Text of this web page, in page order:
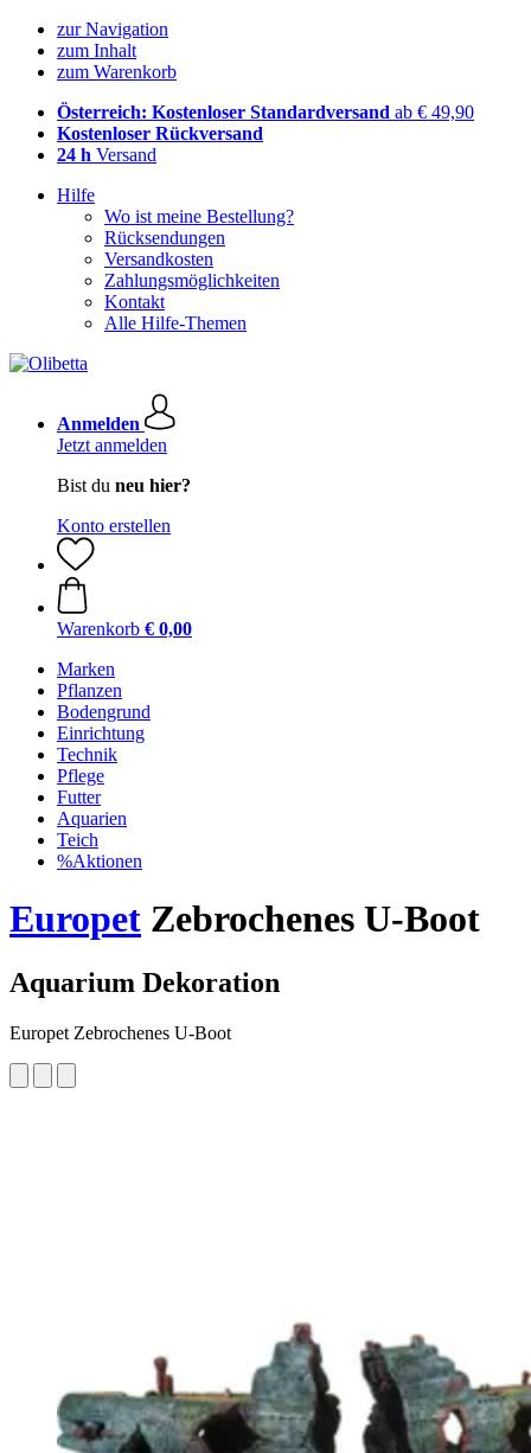
zur Navigation
zum Inhalt
zum Warenkorb
Österreich: Kostenloser Standardversand ab € 49,90
Kostenloser Rückversand
24 h Versand
Hilfe
Wo ist meine Bestellung?
Rücksendungen
Versandkosten
Zahlungsmöglichkeiten
Kontakt
Alle Hilfe-Themen
Anmelden
Jetzt anmelden
Bist du neu hier?
Konto erstellen
Warenkorb € 0,00
Marken
Pflanzen
Bodengrund
Einrichtung
Technik
Pflege
Futter
Aquarien
Teich
%Aktionen
Europet Zebrochenes U-Boot
Aquarium Dekoration
Europet Zebrochenes U-Boot